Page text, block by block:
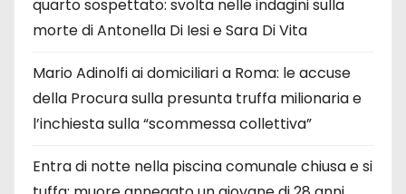
quarto sospettato: svolta nelle indagini sulla
morte di Antonella Di Iesi e Sara Di Vita
Mario Adinolfi ai domiciliari a Roma: le accuse
della Procura sulla presunta truffa milionaria e
l’inchiesta sulla “scommessa collettiva”
Entra di notte nella piscina comunale chiusa e si